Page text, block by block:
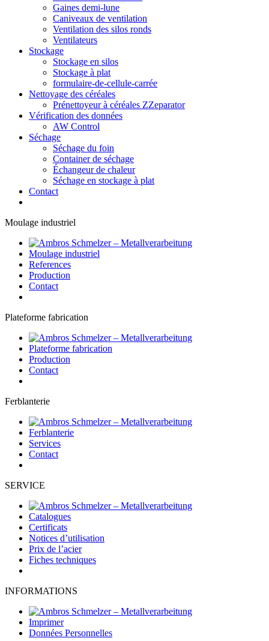
Gaines demi-lune
Caniveaux de ventilation
Ventilation des silos ronds
Ventilateurs
Stockage
Stockage en silos
Stockage à plat
formulaire-de-cellule-carrée
Nettoyage des céréales
Prénettoyeur à céréales ZZeparator
Vérification des données
AW Control
Séchage
Séchage du foin
Container de séchage
Échangeur de chaleur
Séchage en stockage à plat
Contact
Moulage industriel
Moulage industriel
References
Production
Contact
Plateforme fabrication
Plateforme fabrication
Production
Contact
Ferblanterie
Ferblanterie
Services
Contact
SERVICE
Catalogues
Certificats
Notices d’utilisation
Prix de l’acier
Fiches techniques
INFORMATIONS
Imprimer
Données Personnelles